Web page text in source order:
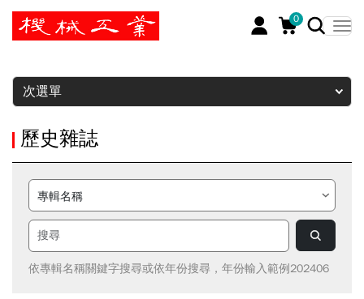
0
暫停
次選單
歷史雜誌
依專輯名稱關鍵字搜尋或依年份搜尋，年份輸入範例202406